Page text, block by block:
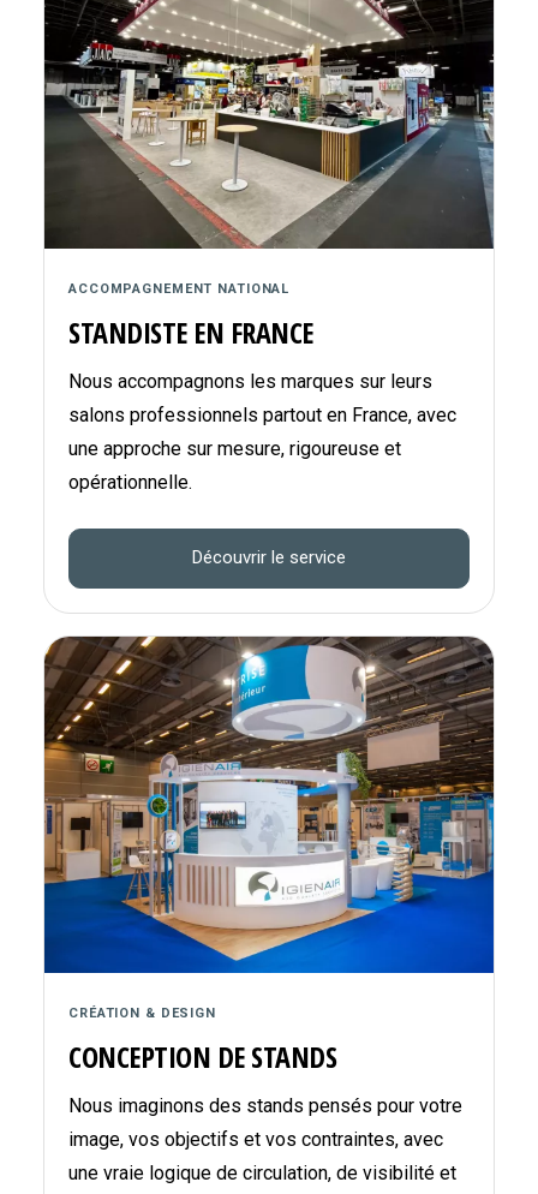
ACCOMPAGNEMENT NATIONAL
STANDISTE EN FRANCE
Nous accompagnons les marques sur leurs
salons professionnels partout en France, avec
une approche sur mesure, rigoureuse et
opérationnelle.
Découvrir le service
CRÉATION & DESIGN
CONCEPTION DE STANDS
Nous imaginons des stands pensés pour votre
image, vos objectifs et vos contraintes, avec
une vraie logique de circulation, de visibilité et